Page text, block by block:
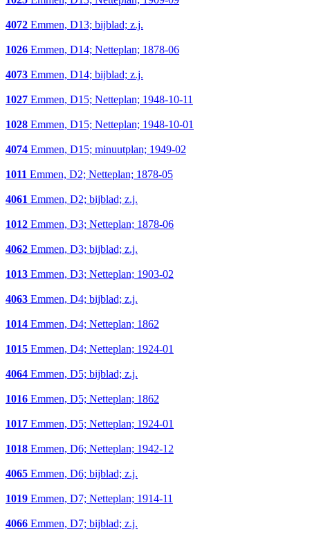
4072 Emmen, D13; bijblad; z.j.
1026 Emmen, D14; Netteplan; 1878-06
4073 Emmen, D14; bijblad; z.j.
1027 Emmen, D15; Netteplan; 1948-10-11
1028 Emmen, D15; Netteplan; 1948-10-01
4074 Emmen, D15; minuutplan; 1949-02
1011 Emmen, D2; Netteplan; 1878-05
4061 Emmen, D2; bijblad; z.j.
1012 Emmen, D3; Netteplan; 1878-06
4062 Emmen, D3; bijblad; z.j.
1013 Emmen, D3; Netteplan; 1903-02
4063 Emmen, D4; bijblad; z.j.
1014 Emmen, D4; Netteplan; 1862
1015 Emmen, D4; Netteplan; 1924-01
4064 Emmen, D5; bijblad; z.j.
1016 Emmen, D5; Netteplan; 1862
1017 Emmen, D5; Netteplan; 1924-01
1018 Emmen, D6; Netteplan; 1942-12
4065 Emmen, D6; bijblad; z.j.
1019 Emmen, D7; Netteplan; 1914-11
4066 Emmen, D7; bijblad; z.j.